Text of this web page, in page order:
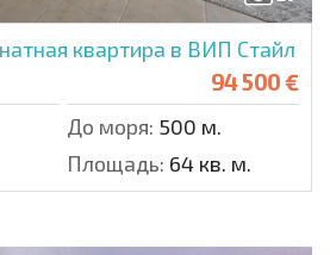
квартира в ВИП Стайл
94 500 €
До моря: 500 м.
Площадь: 64 кв. м.